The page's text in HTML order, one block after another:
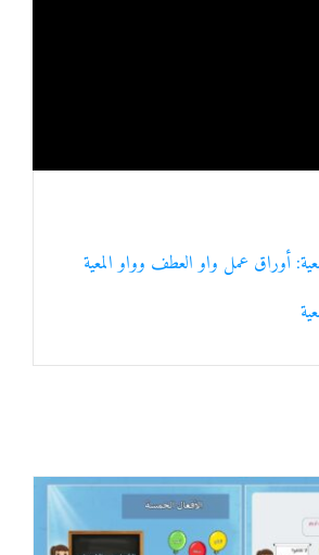
أوراق عمل واو العطف وواو المعية